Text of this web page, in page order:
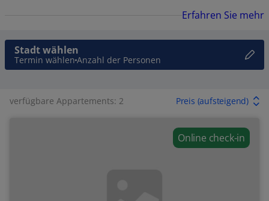
Erfahren Sie mehr
Stadt wählen
Termin wählen Anzahl der Personen
verfügbare Appartements: 2 Preis (aufsteigend)
Online check-in